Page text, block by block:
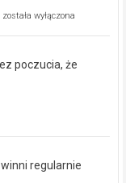
„Zdrowie
bezpłatna
została wyłączona
poczucia, że
regularnie